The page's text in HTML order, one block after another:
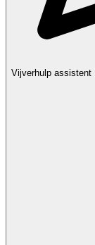
Vijverhulp assistent